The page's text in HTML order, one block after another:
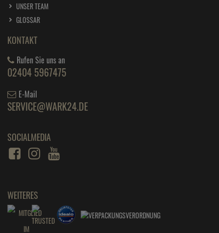
UNSER TEAM
GLOSSAR
KONTAKT
Rufen Sie uns an
02404 5967475
E-Mail
SERVICE@WARK24.DE
SOCIALMEDIA
WEITERES